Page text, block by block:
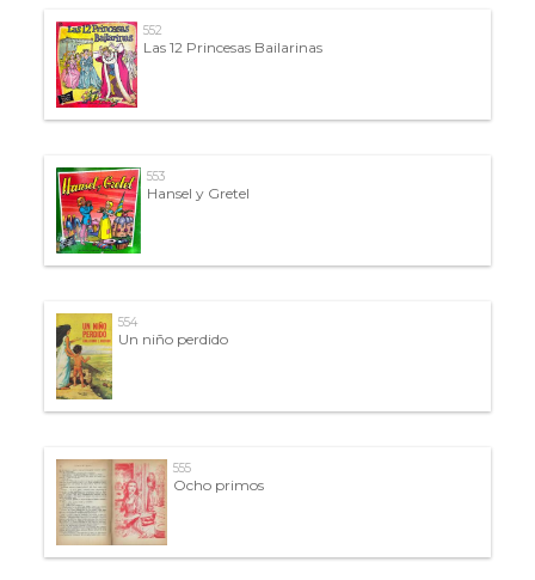
552
Las 12 Princesas Bailarinas
553
Hansel y Gretel
554
Un niño perdido
555
Ocho primos